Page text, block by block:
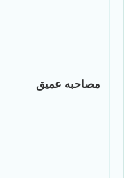
مصاحبه عمیق